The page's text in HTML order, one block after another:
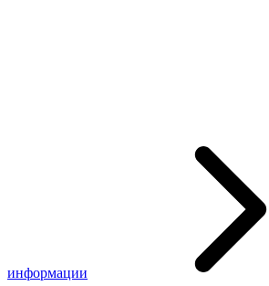
информации